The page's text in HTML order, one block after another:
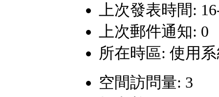
上次發表時間:
上次郵件通知: 0
所在時區: 使用
空間訪問量: 3